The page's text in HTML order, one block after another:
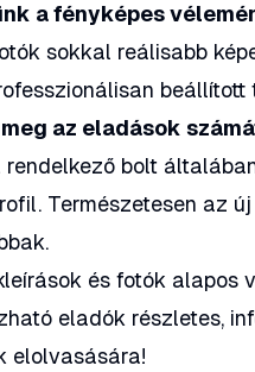
a fényképes
sokkal reálisabb
beállított
az eladások
bolt
Természetesen az
és fotók alapos
eladók részletes,
elolvasására!